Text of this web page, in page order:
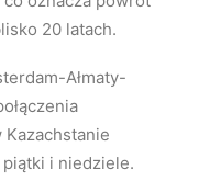
20 latach.
Ałmaty-
Kazachstanie
i niedziele.